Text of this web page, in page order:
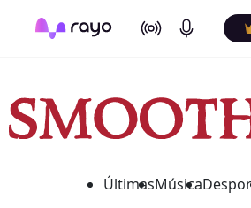
On Air Podcasts
ÚltimasMúsica